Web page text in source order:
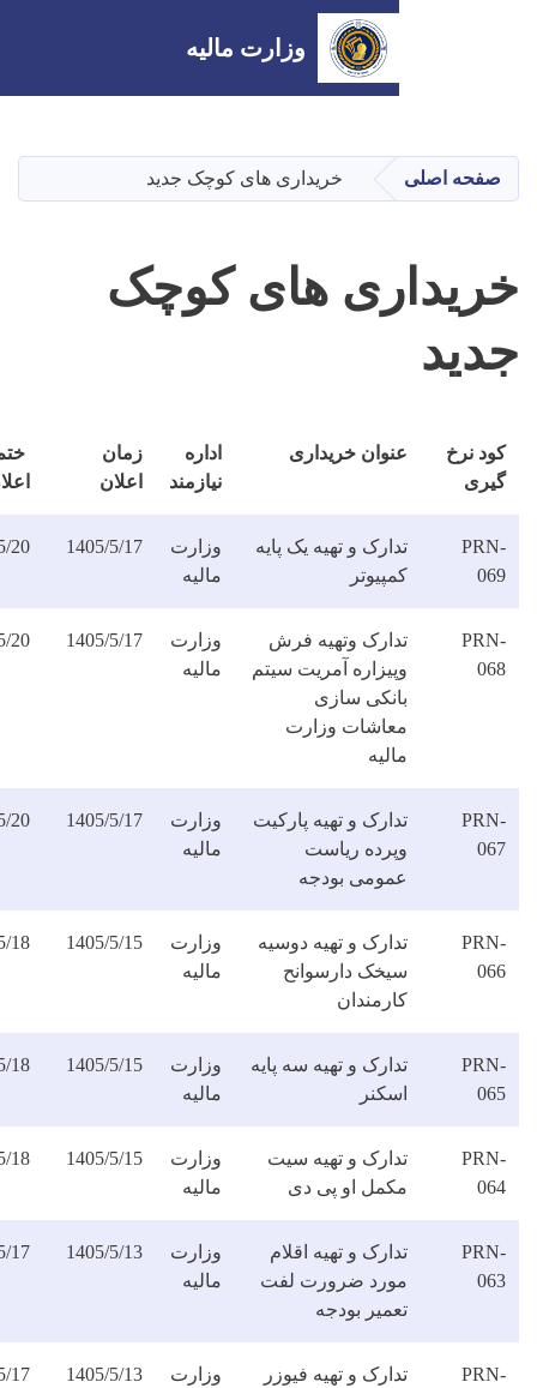
main
content
وزارت مالیه
خریداری های کوچک جدید
های کوچک
خریداری
اداره
ختم
اعلان
دانلود
فایل
و تهیه یک پایه
وزارت
مالیه
1405/5/17
1405/5/20
دانلود
وتهیه فرش
آمریت سیتم
وزارت
مالیه
1405/5/17
1405/5/20
دانلود
و تهیه پارکیت
ریاست
وزارت
مالیه
1405/5/17
1405/5/20
دانلود
و تهیه دوسیه
دارسوانح
وزارت
مالیه
1405/5/15
1405/5/18
دانلود
و تهیه سه پایه
وزارت
1405/5/15
1405/5/18
دانلود
و تهیه سیت
او پی دی
وزارت
مالیه
1405/5/15
1405/5/18
دانلود
و تهیه اقلام
ضرورت لفت
وزارت
مالیه
1405/5/13
1405/5/17
دانلود
و تهیه فیوزر
وزارت
1405/5/13
1405/5/17
دانلود